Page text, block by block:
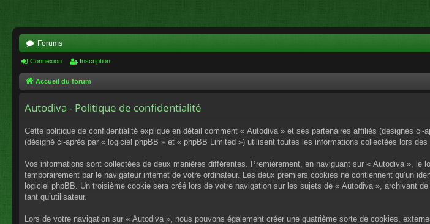
Forums
Connexion Inscription
Accueil du forum
Autodiva - Politique de confidentialité
Cette politique de confidentialité explique en détail comment « Autodiva » et ses partenaires affiliés (désignés
(désigné ci-après par « logiciel phpBB » et « phpBB Limited ») utilisent toutes les informations collectées lors
Vos informations sont collectées de deux manières différentes. Premièrement, en naviguant sur « Autodiva »,
temporairement par le navigateur internet de votre ordinateur. Les deux premiers cookies ne contiennent qu’un
logiciel phpBB. Un troisième cookie sera créé lors de votre navigation sur les sujets de « Autodiva », archivant
tant qu’utilisateur.
Lors de votre navigation sur « Autodiva », nous pouvons également créer une quatrième sorte de cookies,